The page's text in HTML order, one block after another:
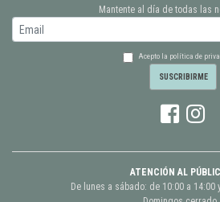
Mantente al día de todas las
Acepto la política de
ATENCIÓN AL
De lunes a sábado: de 10:00 a 14:00